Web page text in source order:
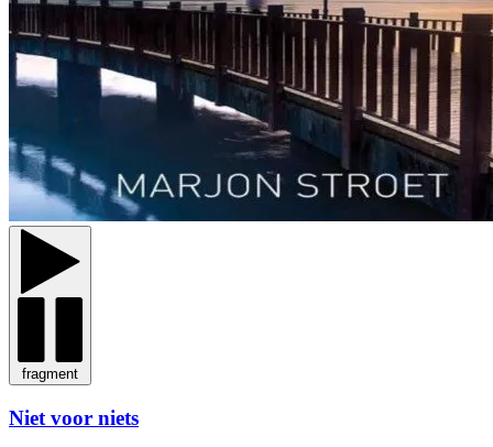
fragment
Niet voor niets